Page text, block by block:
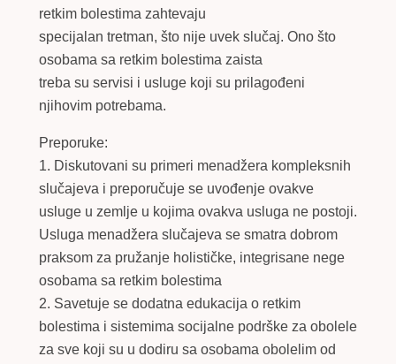
retkim bolestima zahtevaju
specijalan tretman, što nije uvek slučaj. Ono što
osobama sa retkim bolestima zaista
treba su servisi i usluge koji su prilagođeni
njihovim potrebama.
Preporuke:
1. Diskutovani su primeri menadžera kompleksnih
slučajeva i preporučuje se uvođenje ovakve
usluge u zemlje u kojima ovakva usluga ne postoji.
Usluga menadžera slučajeva se smatra dobrom
praksom za pružanje holističke, integrisane nege
osobama sa retkim bolestima
2. Savetuje se dodatna edukacija o retkim
bolestima i sistemima socijalne podrške za obolele
za sve koji su u dodiru sa osobama obolelim od